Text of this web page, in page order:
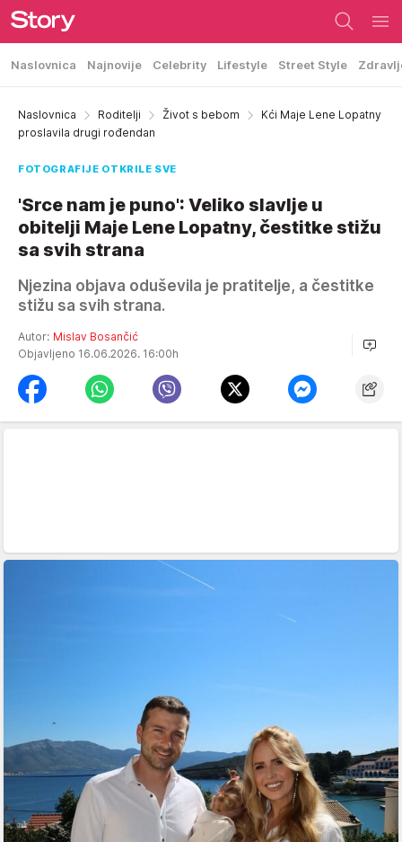
Naslovnica Najnovije Celebrity Lifestyle Street Style
Naslovnica Roditelji Život s bebom
Kći Maje Lene Lopatny
proslavila drugi rođendan
FOTOGRAFIJE OTKRILE SVE
'Srce nam je puno': Veliko slavlje u
obitelji Maje Lene Lopatny, čestitke stižu
sa svih strana
Njezina objava oduševila je pratitelje, a čestitke
stižu sa svih strana.
Autor: Mislav Bosančić
Objavljeno 16.06.2026. 16:00h